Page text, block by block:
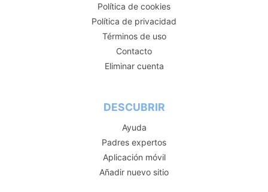
Política de cookies
Política de privacidad
Términos de uso
Contacto
Eliminar cuenta
DESCUBRIR
Ayuda
Padres expertos
Aplicación móvil
Añadir nuevo sitio